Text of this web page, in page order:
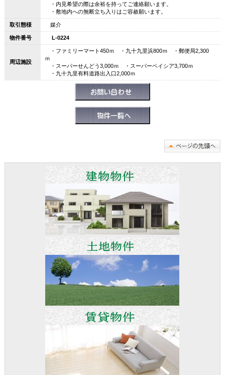
・内見希望の際は余裕を持ってご連絡願います。
・敷地内への無断立ち入りはご容赦願います。
取引態様 媒介
物件番号 L-0224
周辺施設
・ファミリーマート450ｍ ・九十九里浜800ｍ ・郵便局2,300
ｍ
・スーパーせんどう3,000ｍ ・スーパーベイシア3,700ｍ
・九十九里有料道路出入口2,000ｍ